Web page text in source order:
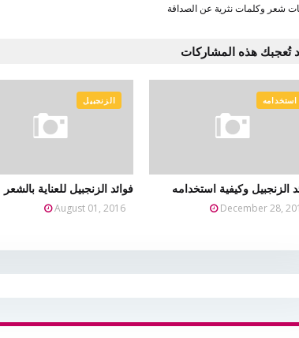
شعر وكلمات نثرية عن الصداقة
تُعجبك هذه المشاركات
استخدامه
الزنجبيل وكيفية استخدامه
December 28,
الزنجبيل
فوائد الزنجبيل للعناية بالشعر
August 01, 2016